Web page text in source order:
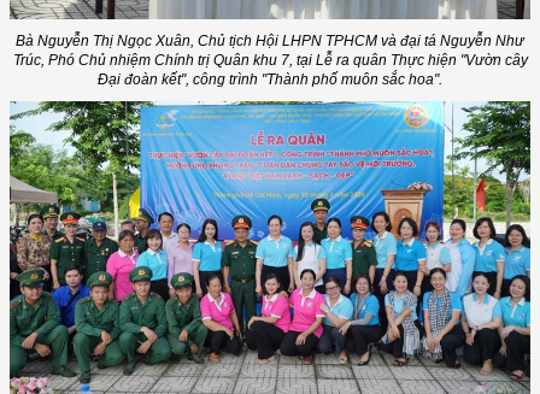
Bà Nguyễn Thị Ngọc Xuân, Chủ tịch Hội LHPN TPHCM và đại tá Nguyễn Như
Trúc, Phó Chủ nhiệm Chính trị Quân khu 7, tại Lễ ra quân Thực hiện "Vườn cây
Đại đoàn kết", công trình "Thành phố muôn sắc hoa".